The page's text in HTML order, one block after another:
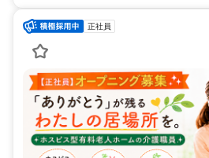
正社員